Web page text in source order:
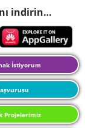
indirin…
İstiyorum
Projelerimiz